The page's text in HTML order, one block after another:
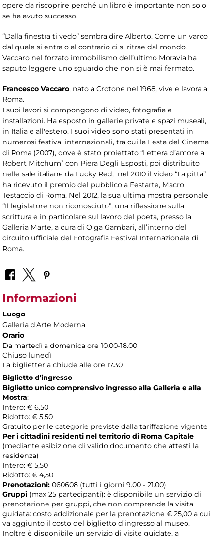
opere da riscoprire perché un libro è importante non solo
se ha avuto successo.
“Dalla finestra ti vedo” sembra dire Alberto. Come un varco
dal quale si entra o al contrario ci si ritrae dal mondo.
Vaccaro nel forzato immobilismo dell’ultimo Moravia ha
saputo leggere uno sguardo che non si è mai fermato.
Francesco Vaccaro, nato a Crotone nel 1968, vive e lavora a
Roma.
I suoi lavori si compongono di video, fotografia e
installazioni. Ha esposto in gallerie private e spazi museali,
in Italia e all'estero. I suoi video sono stati presentati in
numerosi festival internazionali, tra cui la Festa del Cinema
di Roma (2007), dove è stato proiettato “Lettera d’amore a
Robert Mitchum” con Piera Degli Esposti, poi distribuito
nelle sale italiane da Lucky Red; nel 2010 il video “La pitta”
ha ricevuto il premio del pubblico a Festarte, Macro
Testaccio di Roma. Nel 2012, la sua ultima mostra personale
“Il legislatore non riconosciuto”, una riflessione sulla
scrittura e in particolare sul lavoro del poeta, presso la
Galleria Marte, a cura di Olga Gambari, all’interno del
circuito ufficiale del Fotografia Festival Internazionale di
Roma.
Informazioni
Luogo
Galleria d'Arte Moderna
Orario
Da martedì a domenica ore 10.00-18.00
Chiuso lunedì
La biglietteria chiude alle ore 17.30
Biglietto d'ingresso
Biglietto unico comprensivo ingresso alla Galleria e alla
Mostra:
Intero: € 6,50
Ridotto: € 5,50
Gratuito per le categorie previste dalla tariffazione vigente
Per i cittadini residenti nel territorio di Roma Capitale
(mediante esibizione di valido documento che attesti la
residenza)
Intero: € 5,50
Ridotto: € 4,50
Prenotazioni: 060608 (tutti i giorni 9.00 - 21.00)
Gruppi (max 25 partecipanti): è disponibile un servizio di
prenotazione per gruppi, che non comprende la visita
guidata: costo addizionale per la prenotazione € 25,00 a cui
va aggiunto il costo del biglietto d’ingresso al museo.
Inoltre è disponibile un servizio di visite guidate, a